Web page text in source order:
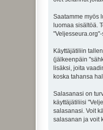
Saatamme myös
luomaa sisältöä.
Käyttäjätiliin
(jälkeenpäin
lisäksi, joita
koska tahansa
Salasanasi on
käyttäjätiliisi
salasanasi. Voit
salasanan ja voit